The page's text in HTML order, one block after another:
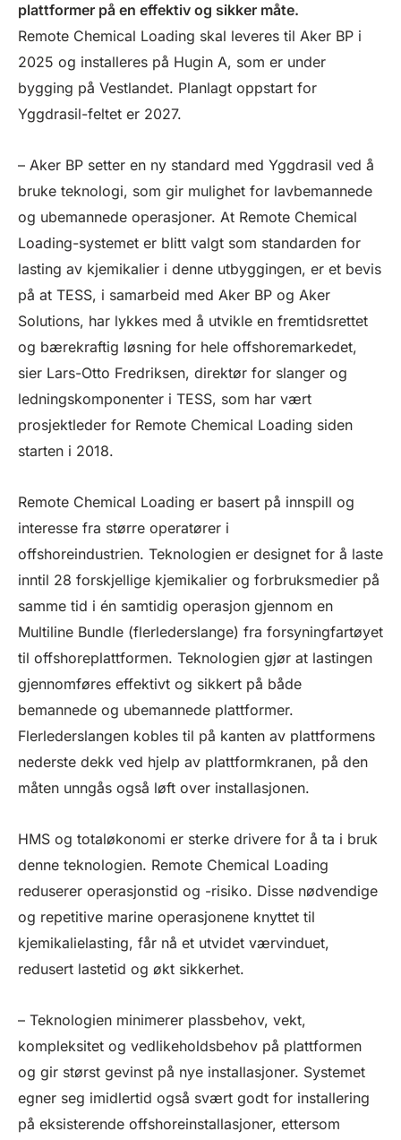
plattformer på en effektiv og sikker måte.
Remote Chemical Loading skal leveres til Aker BP i
2025 og installeres på Hugin A, som er under
bygging på Vestlandet. Planlagt oppstart for
Yggdrasil-feltet er 2027.
– Aker BP setter en ny standard med Yggdrasil ved å
bruke teknologi, som gir mulighet for lavbemannede
og ubemannede operasjoner. At Remote Chemical
Loading-systemet er blitt valgt som standarden for
lasting av kjemikalier i denne utbyggingen, er et bevis
på at TESS, i samarbeid med Aker BP og Aker
Solutions, har lykkes med å utvikle en fremtidsrettet
og bærekraftig løsning for hele offshoremarkedet,
sier Lars-Otto Fredriksen, direktør for slanger og
ledningskomponenter i TESS, som har vært
prosjektleder for Remote Chemical Loading siden
starten i 2018.
Remote Chemical Loading er basert på innspill og
interesse fra større operatører i
offshoreindustrien. Teknologien er designet for å laste
inntil 28 forskjellige kjemikalier og forbruksmedier på
samme tid i én samtidig operasjon gjennom en
Multiline Bundle (flerlederslange) fra forsyningfartøyet
til offshoreplattformen. Teknologien gjør at lastingen
gjennomføres effektivt og sikkert på både
bemannede og ubemannede plattformer.
Flerlederslangen kobles til på kanten av plattformens
nederste dekk ved hjelp av plattformkranen, på den
måten unngås også løft over installasjonen.
HMS og totaløkonomi er sterke drivere for å ta i bruk
denne teknologien. Remote Chemical Loading
reduserer operasjonstid og -risiko. Disse nødvendige
og repetitive marine operasjonene knyttet til
kjemikalielasting, får nå et utvidet værvinduet,
redusert lastetid og økt sikkerhet.
– Teknologien minimerer plassbehov, vekt,
kompleksitet og vedlikeholdsbehov på plattformen
og gir størst gevinst på nye installasjoner. Systemet
egner seg imidlertid også svært godt for installering
på eksisterende offshoreinstallasjoner, ettersom